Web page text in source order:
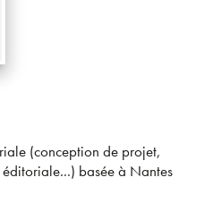
(conception de projet,
basée à Nantes